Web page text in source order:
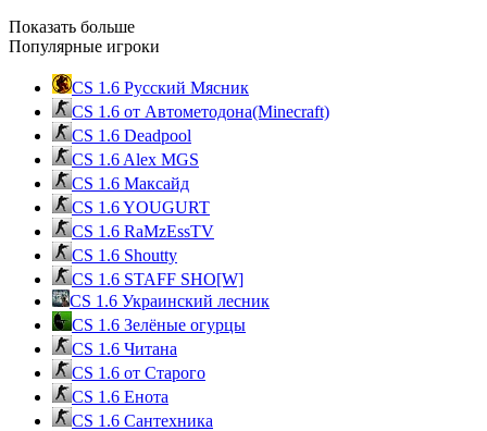
Показать больше
Популярные игроки
CS 1.6 Русский Мясник
CS 1.6 от Автометодона(Minecraft)
CS 1.6 Deadpool
CS 1.6 Alex MGS
CS 1.6 Максайд
CS 1.6 YOUGURT
CS 1.6 RaMzEssTV
CS 1.6 Shoutty
CS 1.6 STAFF SHO[W]
CS 1.6 Украинский лесник
CS 1.6 Зелёные огурцы
CS 1.6 Читана
CS 1.6 от Cтарого
CS 1.6 Енота
CS 1.6 Сантехника